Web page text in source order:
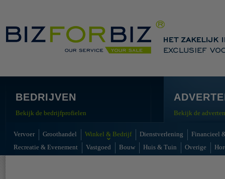
BEDRIJVEN
Bekijk de bedrijfprofielen Bekijk de
Vervoer Groothandel Winkel & Bedrijf Dienstverlening
Financieel
Recreatie & Evenement
Vastgoed Bouw Huis & Tuin Overige